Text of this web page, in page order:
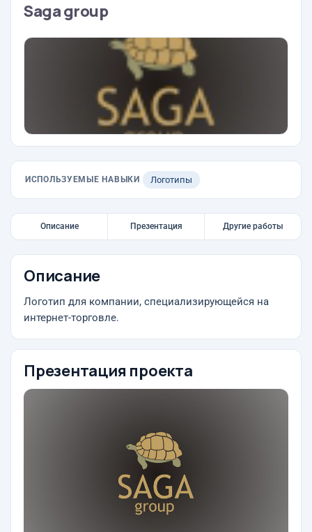
Saga group
ИСПОЛЬЗУЕМЫЕ НАВЫКИ Логотипы
Описание Презентация Другие работы
Описание
Логотип для компании, специализирующейся на
интернет-торговле.
Презентация проекта